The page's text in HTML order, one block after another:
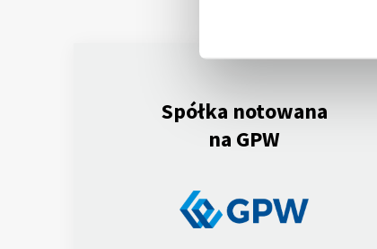
Spółka notowana
na GPW